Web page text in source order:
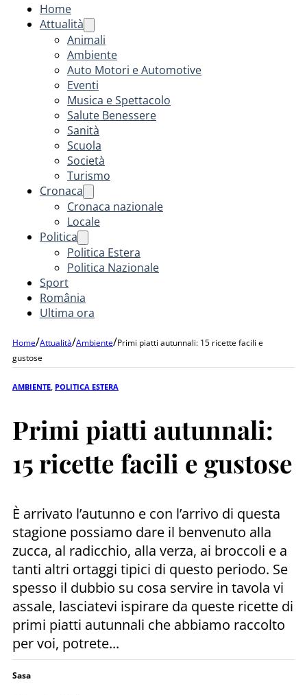
Home
Attualità
Animali
Ambiente
Auto Motori e Automotive
Eventi
Musica e Spettacolo
Salute Benessere
Sanità
Scuola
Società
Turismo
Cronaca
Cronaca nazionale
Locale
Politica
Politica Estera
Politica Nazionale
Sport
România
Ultima ora
Home/Attualità/Ambiente/Primi piatti autunnali: 15 ricette facili e
gustose
AMBIENTE POLITICA ESTERA
Primi piatti autunnali:
15 ricette facili e gustose
È arrivato l’autunno e con l’arrivo di questa
stagione possiamo dare il benvenuto alla
zucca, al radicchio, alla verza, ai broccoli e a
tanti altri ortaggi tipici di questo periodo. Se
spesso il dubbio su cosa servire in tavola vi
assale, lasciatevi ispirare da queste ricette di
primi piatti autunnali che abbiamo raccolto
per voi, potrete...
Sasa